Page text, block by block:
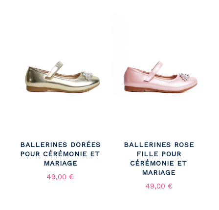
BALLERINES DORÉES
POUR CÉRÉMONIE ET
MARIAGE
49,00 €
BALLERINES ROSE
FILLE POUR
CÉRÉMONIE ET
MARIAGE
49,00 €